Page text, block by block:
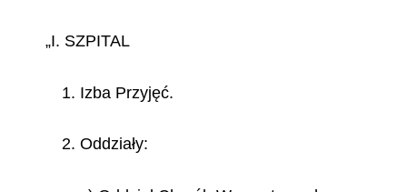
„I. SZPITAL
1. Izba Przyjęć.
2. Oddziały: